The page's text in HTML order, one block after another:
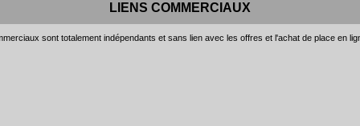
LIENS COMMERCIAUX
sont totalement indépendants et sans lien avec les offres et l'achat de place en